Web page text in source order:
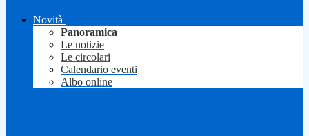
Novità
Panoramica
Le notizie
Le circolari
Calendario eventi
Albo online